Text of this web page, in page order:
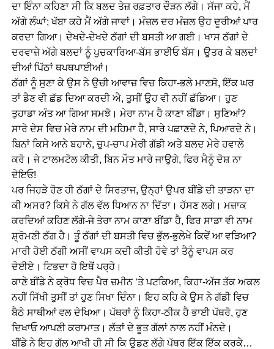
ਦਾ ਇੰਨਾ ਕਹਿਣਾ ਸੀ ਕਿ ਬਲਦ ਤੇਜ਼ ਰਫ਼ਤਾਰ ਦੌੜਨ ਲੱਗੇ। ਸੱਜਾ ਕਹੇ, ਮੈਂ
ਅੱਗੇ ਲੰਘਾਂ; ਖੱਬਾ ਕਹੇ ਮੈਂ ਅੱਗੇ ਜਾਵਾਂ। ਮੰਜ਼ਲ ਦਰ ਮੰਜ਼ਲ ਉਹ ਦੂਰੀਆਂ ਪਾਰ
ਕਰਦਾ ਗਿਆ। ਦੇਖਦੇ-ਦੇਖਦੇ ਠੱਗਾਂ ਦੀ ਬਸਤੀ ਆ ਗਈ। ਖਾਸ ਠੱਗਾਂ ਦੇ
ਦਰਵਾਜ਼ੇ ਅੱਗੇ ਬਲਦਾਂ ਨੂੰ ਪੁਚਕਾਰਿਆ-ਬੱਸ ਭਾਈਓ ਬੱਸ। ਉਤਰ ਕੇ ਬਲਦਾਂ
ਦੀਆਂ ਪਿੱਠਾਂ ਥਪਥਪਾਈਆਂ।
ਠੱਗਾਂ ਨੂੰ ਸੁਣਾ ਕੇ ਉਸ ਨੇ ਉਚੀ ਆਵਾਜ਼ ਵਿਚ ਕਿਹਾ-ਭਲੇ ਮਾਣਸੋ, ਇੱਕ ਘਰ
ਤਾਂ ਡੈਣ ਵੀ ਛੱਡ ਦਿਆ ਕਰਦੀ ਐ, ਤੁਸੀਂ ਉਹ ਵੀ ਨਹੀਂ ਛੱਡਿਆ। ਹੁਣ
ਤੁਹਾਡਾ ਅੰਤ ਆ ਗਿਆ ਸਮਝੋ। ਮੇਰਾ ਨਾਮ ਹੈ ਕਾਣਾ ਬੀਂਡਾ। ਸੁਣਿਆਂ?
ਸਾਰੇ ਦੇਸ ਵਿਚ ਮੇਰੇ ਨਾਮ ਦੀ ਮਹਿਮਾ ਹੈ, ਸਾਰੇ ਪਛਾਣਦੇ ਨੇ, ਪਿਆਰਦੇ ਨੇ।
ਬਿਨਾਂ ਕਿਸੇ ਆਨੇ ਬਹਾਨੇ, ਚੁਪ-ਚਾਪ ਮੇਰੀ ਗੱਡੀ ਅਤੇ ਬਲਦ ਮੇਰੇ ਹਵਾਲੇ
ਕਰੋ। ਜੇ ਟਾਲਮਟੋਲ ਕੀਤੀ, ਬਿਨ ਮੌਤ ਮਾਰੇ ਜਾਉਗੇ, ਫਿਰ ਮੈਨੂੰ ਦੋਸ਼ ਨਾ
ਦੇਇਓ!
ਪਰ ਜਿਹੜੇ ਹੋਣ ਹੀ ਠੱਗਾਂ ਦੇ ਸਿਰਤਾਜ, ਉਨ੍ਹਾਂ ਉਪਰ ਬੀਂਡੇ ਦੀ ਤਾੜਨਾ ਦਾ
ਕੀ ਅਸਰ? ਕਿਸੇ ਨੇ ਗੱਲ ਵੱਲ ਧਿਆਨ ਨਾ ਦਿੱਤਾ। ਹੱਸਣ ਲਗੇ। ਮਜ਼ਾਕ
ਕਰਦਿਆਂ ਕਹਿਣ ਲੱਗੇ-ਜੇ ਤੇਰਾ ਨਾਮ ਕਾਣਾ ਬੀਂਡਾ ਹੈ, ਫਿਰ ਸਾਡਾ ਵੀ ਨਾਮ
ਸ਼੍ਰੋਮਣੀ ਠੱਗ ਹੈ। ਤੂੰ ਠੱਗਾਂ ਦੀ ਬਸਤੀ ਵਿਚ ਭੁੱਲ-ਭੁਲੇਖੇ ਕਿਵੇਂ ਆ ਵੜਿਆ?
ਮਾਰੀ ਹੋਈ ਠੱਗੀ ਅਸੀਂ ਵਾਪਸ ਕਦੀ ਕੀਤੀ ਹੋਵੇ ਤਾਂ ਤੈਨੂੰ ਵਾਪਸ ਕਰ
ਦੇਈਏ। ਟਿਭਦਾ ਹੋ ਇਥੋਂ ਪਰ੍ਹੇ।
ਕਾਣੇ ਬੀਂਡੇ ਨੇ ਕ੍ਰੋਧ ਵਿਚ ਪੈਰ ਜ਼ਮੀਨ ‘ਤੇ ਪਟਕਿਆ, ਕਿਹਾ-ਅੱਜ ਤੱਕ ਅਕਲ
ਨਹੀਂ ਸਿੱਖੀ ਤੁਸੀਂ ਤਾਂ ਹੁਣ ਸਿਖਾ ਦਿੰਨਾ। ਇਹ ਕਹਿ ਕੇ ਉਸ ਨੇ ਗੱਡੀ ਵਿਚ
ਬੈਠੇ ਸਾਥੀਆਂ ਵਲ ਦੇਖਿਆ। ਪੱਥਰਾਂ ਨੂੰ ਕਿਹਾ-ਠੀਕ ਹੈ ਭਾਈ ਪੱਥਰੋ, ਹੁਣ
ਦਿਖਾਓ ਆਪਣੀ ਕਰਾਮਾਤ। ਲੱਤਾਂ ਦੇ ਭੂਤ ਗੱਲਾਂ ਨਾਲ ਨਹੀਂ ਮੰਨਦੇ।
ਬੀਂਡੇ ਨੇ ਇਹ ਗੱਲ ਆਖੀ ਹੀ ਸੀ ਕਿ ਉਡਣ ਲੱਗੇ ਪੱਥਰ ਇੱਕ ਇੱਕ ਕਰਕੇ…